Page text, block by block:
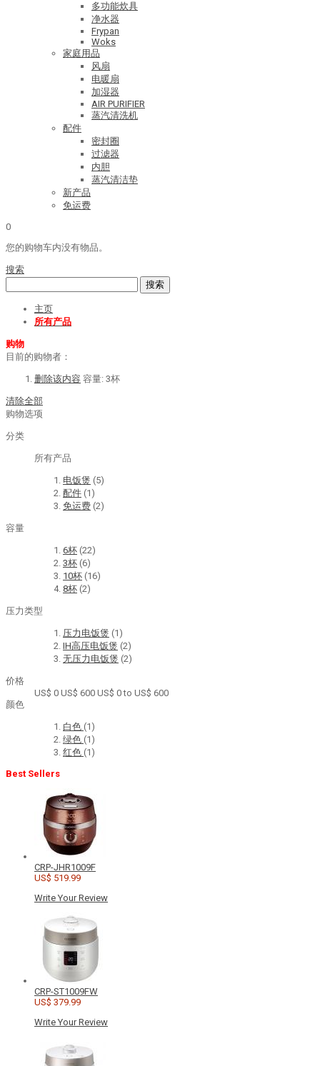
多功能炊具
净水器
Frypan
Woks
家庭用品
风扇
电暖扇
加湿器
AIR PURIFIER
蒸汽清洗机
配件
密封圈
过滤器
内胆
蒸汽清洁垫
新产品
免运费
0
您的购物车内没有物品。
搜索
搜索
主页
所有产品
购物
目前的购物者：
删除该内容 容量: 3杯
清除全部
购物选项
分类
所有产品
电饭煲 (5)
配件 (1)
免运费 (2)
容量
6杯 (22)
3杯 (6)
10杯 (16)
8杯 (2)
压力类型
压力电饭煲 (1)
IH高压电饭煲 (2)
无压力电饭煲 (2)
价格
US$ 0 US$ 600 US$ 0 to US$ 600
颜色
白色 (1)
绿色 (1)
红色 (1)
Best Sellers
CRP-JHR1009F
US$ 519.99
Write Your Review
CRP-ST1009FW
US$ 379.99
Write Your Review